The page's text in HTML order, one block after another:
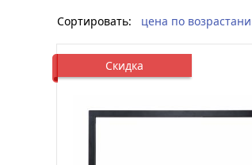
Сортировать: цена по
Скидка